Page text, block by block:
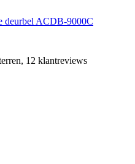
ACDB-9000C
12 klantreviews